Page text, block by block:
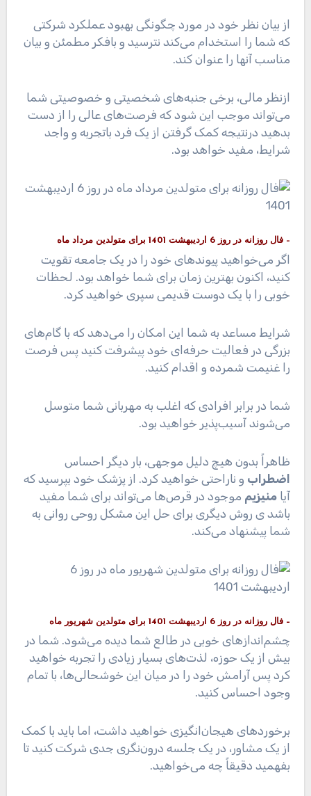
از بیان نظر خود در مورد چگونگی بهبود عملکرد شرکتی
که شما را استخدام می‌کند نترسید و بافکر مطمئن و بیان
مناسب آنها را عنوان کند.
ازنظر مالی، برخی جنبه‌های شخصیتی و خصوصیتی شما
می‌تواند موجب این شود که فرصت‌های عالی را از دست
بدهید درنتیجه کمک گرفتن از یک فرد باتجربه و واجد
شرایط، مفید خواهد بود.
– فال روزانه در روز 6 اردیبهشت 1401 برای متولدین مرداد ماه
اگر می‌خواهید پیوندهای خود را در یک جامعه تقویت
کنید، اکنون بهترین زمان برای شما خواهد بود. لحظات
خوبی را با یک دوست قدیمی سپری خواهید کرد.
شرایط مساعد به شما این امکان را می‌دهد که با گام‌های
بزرگی در فعالیت حرفه‌ای خود پیشرفت کنید پس فرصت
را غنیمت شمرده و اقدام کنید.
شما در برابر افرادی که اغلب به مهربانی شما متوسل
می‌شوند آسیب‌پذیر خواهید بود.
ظاهراً بدون هیچ دلیل موجهی، بار دیگر احساس
اضطراب و ناراحتی خواهید کرد. از پزشک خود بپرسید که
آیا منیزیم موجود در قرص‌ها می‌تواند برای شما مفید
باشد ی روش دیگری برای حل این مشکل روحی روانی به
شما پیشنهاد می‌کند.
– فال روزانه در روز 6 اردیبهشت 1401 برای متولدین شهریور ماه
چشم‌اندازهای خوبی در طالع شما دیده می‌شود. شما در
بیش از یک حوزه، لذت‌های بسیار زیادی را تجربه خواهید
کرد پس آرامش خود را در میان این خوشحالی‌ها، با تمام
وجود احساس کنید.
برخوردهای هیجان‌انگیزی خواهید داشت، اما باید با کمک
از یک مشاور، در یک جلسه درون‌نگری جدی شرکت کنید تا
بفهمید دقیقاً چه می‌خواهید.